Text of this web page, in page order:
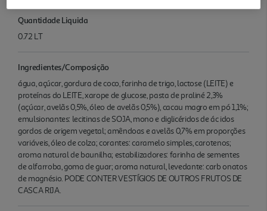
Quantidade Liquida
0.72 LT
Ingredientes/Composição
água, açúcar, gordura de coco, farinha de trigo, lactose (LEITE) e
proteínas do LEITE, xarope de glucose, pasta de praliné 2,3%
(açúcar, avelãs 0,5%, óleo de avelãs 0,5%), cacau magro em pó 1,1%;
emulsionantes: lecitinas de SOJA, mono e diglicéridos de ác idos
gordos de origem vegetal; amêndoas e avelãs 0,7% em proporções
variáveis, óleo de colza; corantes: caramelo simples, carotenos;
aroma natural de baunilha; estabilizadores: farinha de sementes
de alfarroba, goma de guar; aroma natural, levedante: carb onatos
de magnésio. PODE CONTER VESTÍGIOS DE OUTROS FRUTOS DE
CASCA RIJA.